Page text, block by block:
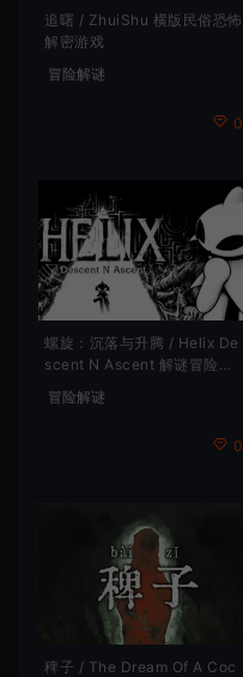
追曙 / ZhuiShu 横版民俗恐怖
解密游戏
冒险解谜
0
螺旋：沉落与升腾 / Helix De
scent N Ascent 解谜冒险游
冒险解谜
0
稗子 / The Dream Of A Coc